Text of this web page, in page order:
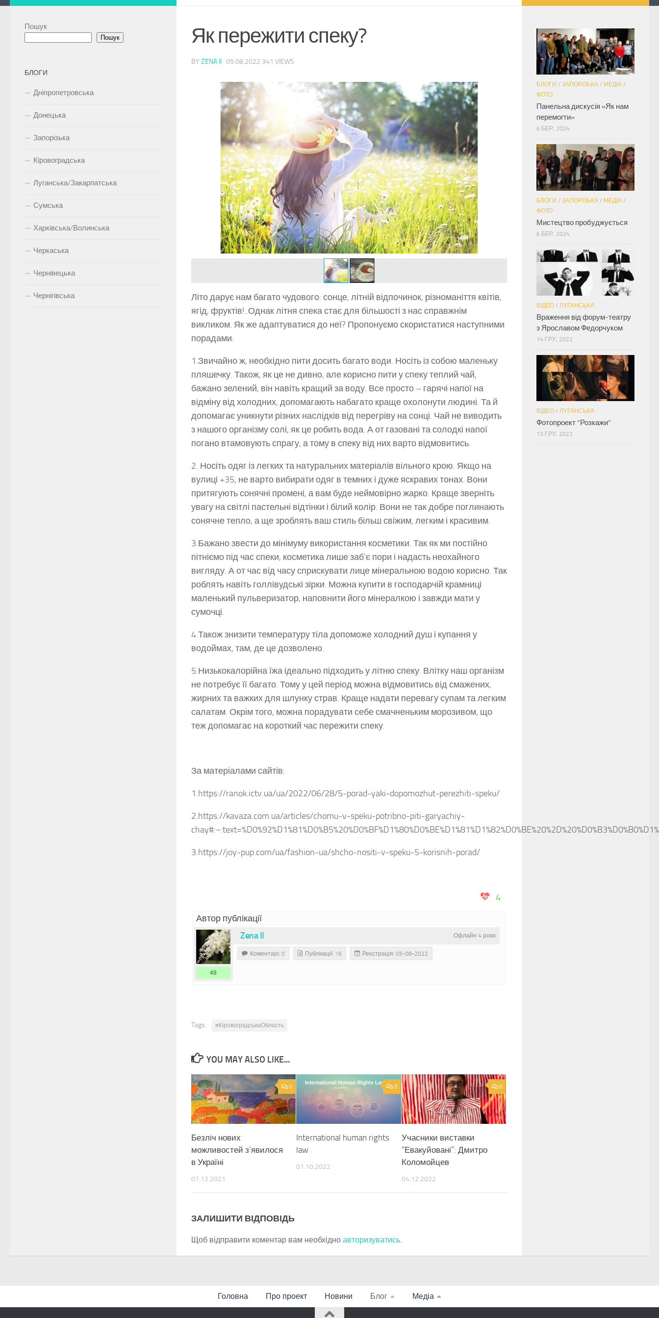
Як пережити спеку?
BY ZENA II · 05.08.2022 341 VIEWS
Літо дарує нам багато чудового: сонце, літній відпочинок, різноманіття квітів,
ягід, фруктів!..Однак літня спека стає для більшості з нас справжнім
викликом. Як же адаптуватися до неї? Пропонуємо скористатися наступними
порадами:
1.Звичайно ж, необхідно пити досить багато води. Носіть із собою маленьку
пляшечку. Також, як це не дивно, але корисно пити у спеку теплий чай,
бажано зелений, він навіть кращий за воду. Все просто – гарячі напої на
відміну від холодних, допомагають набагато краще охолонути людині. Та й
допомагає уникнути різних наслідків від перегріву на сонці. Чай не виводить
з нашого організму солі, як це робить вода. А от газовані та солодкі напої
погано втамовують спрагу, а тому в спеку від них варто відмовитись.
2. Носіть одяг із легких та натуральних матеріалів вільного крою. Якщо на
вулиці +35, не варто вибирати одяг в темних і дуже яскравих тонах. Вони
притягують сонячні промені, а вам буде неймовірно жарко. Краще зверніть
увагу на світлі пастельні відтінки і білий колір. Вони не так добре поглинають
сонячне тепло, а ще зроблять ваш стиль більш свіжим, легким і красивим.
3.Бажано звести до мінімуму використання косметики. Так як ми постійно
пітніємо під час спеки, косметика лише заб’є пори і надасть неохайного
вигляду. А от час від часу сприскувати лице мінеральною водою корисно. Так
роблять навіть голлівудські зірки. Можна купити в господарчій крамниці
маленький пульверизатор, наповнити його мінералкою і завжди мати у
сумочці.
4.Також знизити температуру тіла допоможе холодний душ і купання у
водоймах, там, де це дозволено.
5.Низькокалорійна їжа ідеально підходить у літню спеку. Влітку наш організм
не потребує її багато. Тому у цей період можна відмовитись від смажених,
жирних та важких для шлунку страв. Краще надати перевагу супам та легким
салатам. Окрім того, можна порадувати себе смачненьким морозивом, що
теж допомагає на короткий час пережити спеку.
За матеріалами сайтів:
1.https://ranok.ictv.ua/ua/2022/06/28/5-porad-yaki-dopomozhut-perezhiti-speku/
2.https://kavaza.com.ua/articles/chomu-v-speku-potribno-piti-garyachiy-
3.https://joy-pup.com/ua/fashion-ua/shcho-nositi-v-speku-5-korisnih-porad/
4
Автор публікації
Офлайн 4 роки
Zena II
48
Коментарі: 0 Публікації: 16 Реєстрація: 05-08-2022
Tags: #КіровоградськаОбласть
YOU MAY ALSO LIKE...
0
Безліч нових
можливостей з’явилося
в Україні
07.12.2021
0
International human rights
law
01.10.2022
0
Учасники виставки
“Евакуйовані”: Дмитро
Коломойцев
04.12.2022
ЗАЛИШИТИ ВІДПОВІДЬ
Щоб відправити коментар вам необхідно авторизуватись.
Пошук
Пошук
БЛОГИ
Дніпропетровська
Донецька
Запорізька
Кіровоградська
Луганська/Закарпатська
Сумська
Харківська/Волинська
Черкаська
Чернівецька
Чернігівська
БЛОГИ / ЗАПОРІЗЬКА / МЕДІА /
ФОТО
Панельна дискусія «Як нам
перемогти»
6 БЕР, 2024
БЛОГИ / ЗАПОРІЗЬКА / МЕДІА /
ФОТО
Мистецтво пробуджується
6 БЕР, 2024
ВІДЕО / ЛУГАНСЬКА
Враження від форум-театру
з Ярославом Федорчуком
14 ГРУ, 2022
ВІДЕО / ЛУГАНСЬКА
Фотопроект “Розкажи”
13 ГРУ, 2022
Головна Про проект Новини Блог Медіа